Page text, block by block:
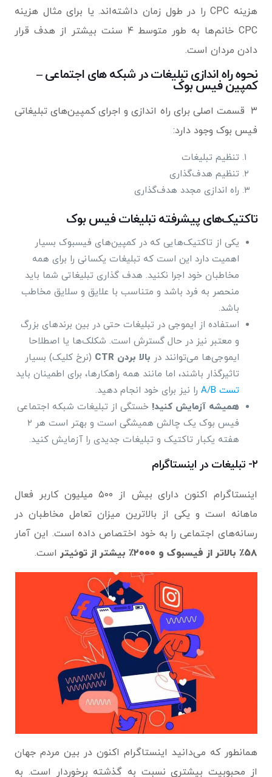
هزینه CPC را در طول زمان داشته‌اند. یا برای مثال هزینه
CPC خانم‌ها به طور متوسط ​​۴ سنت بیشتر از هدف قرار
دادن مردان است.
نحوه راه اندازی تبلیغات در شبکه های اجتماعی –
کمپین فیس بوک
۳ قسمت اصلی برای راه اندازی و اجرای کمپین‌های تبلیغاتی
فیس بوک وجود دارد:
تنظیم تبلیغات
تنظیم هدف‌گذاری
راه اندازی مجدد هدف‌گذاری
تاکتیک‌های پیشرفته تبلیغات فیس بوک
یکی از تاکتیک‌هایی که در کمپین‌های فیسبوک بسیار
اهمیت دارد این است که تبلیغات یکسانی را برای همه
مخاطبان خود اجرا نکنید. هدف گذاری تبلیغاتی شما باید
منحصر به فرد باشد و متناسب با علایق و سلایق مخاطب
باشد.
استفاده از ایموجی در تبلیغات حتی در بین برندهای بزرگ
و معتبر نیز در حال گسترش است. شکلک‌ها یا اصطلاحا
ایموجی‌ها می‌توانند در بالا بردن CTR
(نرخ کلیک) بسیار
تاثیرگذار باشند، اما مانند همه راهکارها، برای اطمینان باید
تست A/B
را نیز برای خود انجام دهید.
همیشه آزمایش کنید! خستگی از تبلیغات شبکه اجتماعی
فیس بوک یک چالش همیشگی است و بهتر است هر ۲
هفته یکبار تاکتیک و تبلیغات جدیدی را آزمایش کنید.
۲- تبلیغات در اینستاگرام
اینستاگرام اکنون دارای بیش از ۵۰۰ میلیون کاربر فعال
ماهانه است و یکی از بالاترین میزان تعامل مخاطبان در
رسانه‌های اجتماعی را به خود اختصاص داده است. این آمار
۵۸٪ بالاتر از فیسبوک و ۲۰۰۰٪ بیشتر از توئیتر
است.
همانطور که می‌دانید اینستاگرام اکنون در بین مردم جهان
از محبوبیت بیشتری نسبت به گذشته برخوردار است. به